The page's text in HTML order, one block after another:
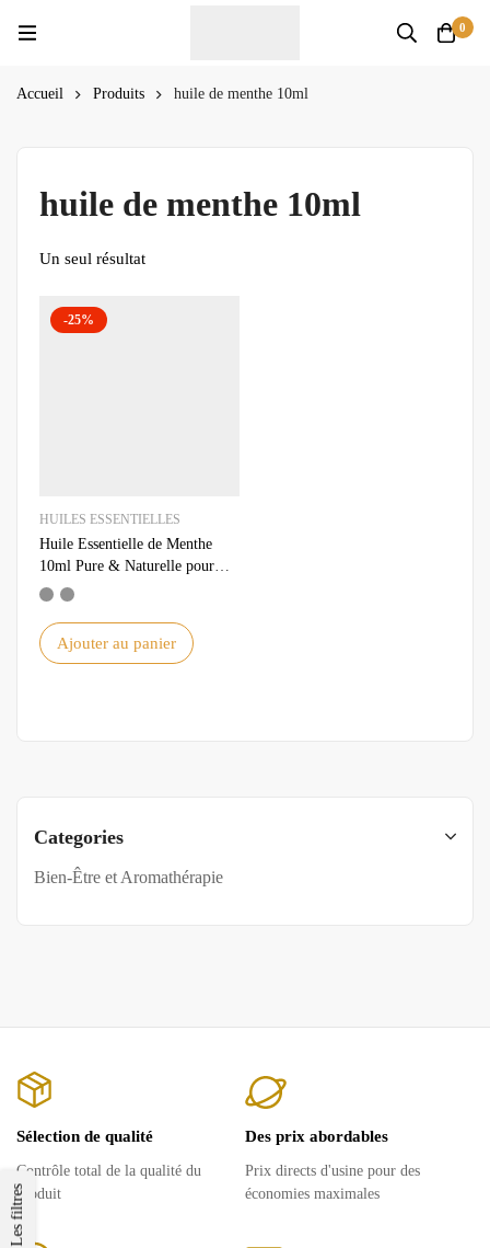
0
Accueil Produits huile de menthe 10ml
Categories
Bien-Être et Aromathérapie
Les filtres
huile de menthe 10ml
Un seul résultat
-25%
HUILES ESSENTIELLES
Huile Essentielle de Menthe
10ml Pure & Naturelle pour
Aromathérapie et Bienêtre
Ajouter au panier
Sélection de qualité
Contrôle total de la qualité du
produit
Des prix abordables
Prix ​​directs d'usine pour des
économies maximales